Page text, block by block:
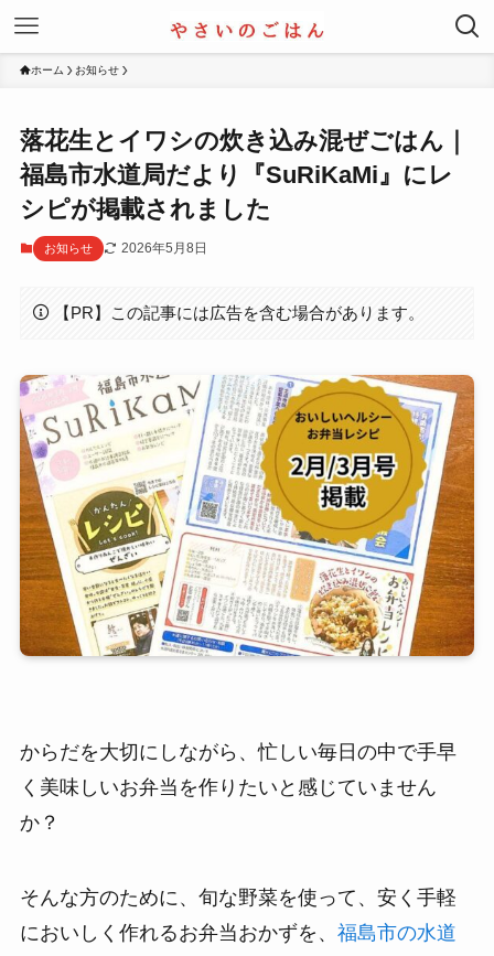
ホーム お知らせ
落花生とイワシの炊き込み混ぜごはん｜
福島市水道局だより『SuRiKaMi』にレ
シピが掲載されました
お知らせ 2026年5月8日
【PR】この記事には広告を含む場合があります。
からだを大切にしながら、忙しい毎日の中で手早
く美味しいお弁当を作りたいと感じていません
か？
そんな方のために、旬な野菜を使って、安く手軽
においしく作れるお弁当おかずを、 福島市の水道